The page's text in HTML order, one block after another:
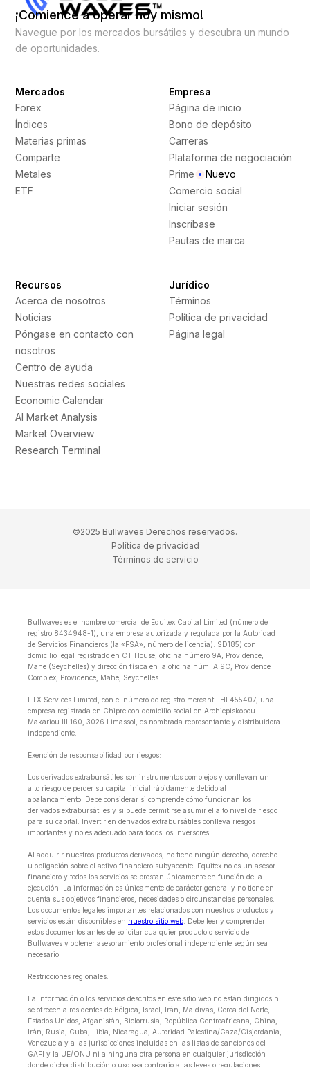
¡Comience a operar hoy mismo!
Navegue por los mercados bursátiles y descubra un mundo
de oportunidades.
Mercados
Forex
Índices
Materias primas
Comparte
Metales
ETF
Empresa
Página de inicio
Bono de depósito
Carreras
Plataforma de negociación
Prime
Nuevo
Comercio social
Iniciar sesión
Inscríbase
Pautas de marca
Recursos
Acerca de nosotros
Noticias
Póngase en contacto con
nosotros
Centro de ayuda
Nuestras redes sociales
Economic Calendar
AI Market Analysis
Market Overview
Research Terminal
Jurídico
Términos
Política de privacidad
Página legal
©2025 Bullwaves Derechos reservados.
Política de privacidad
Términos de servicio
Bullwaves es el nombre comercial de Equitex Capital Limited (número de
registro 8434948-1), una empresa autorizada y regulada por la Autoridad
de Servicios Financieros (la «FSA», número de licencia). SD185) con
domicilio legal registrado en CT House, oficina número 9A, Providence,
Mahe (Seychelles) y dirección física en la oficina núm. Al9C, Providence
Complex, Providence, Mahe, Seychelles.
ETX Services Limited, con el número de registro mercantil HE455407, una
empresa registrada en Chipre con domicilio social en Archiepiskopou
Makariou lll 160, 3026 Limassol, es nombrada representante y distribuidora
independiente.
Exención de responsabilidad por riesgos:
Los derivados extrabursátiles son instrumentos complejos y conllevan un
alto riesgo de perder su capital inicial rápidamente debido al
apalancamiento. Debe considerar si comprende cómo funcionan los
derivados extrabursátiles y si puede permitirse asumir el alto nivel de riesgo
para su capital. Invertir en derivados extrabursátiles conlleva riesgos
importantes y no es adecuado para todos los inversores.
Al adquirir nuestros productos derivados, no tiene ningún derecho, derecho
u obligación sobre el activo financiero subyacente. Equitex no es un asesor
financiero y todos los servicios se prestan únicamente en función de la
ejecución. La información es únicamente de carácter general y no tiene en
cuenta sus objetivos financieros, necesidades o circunstancias personales.
Los documentos legales importantes relacionados con nuestros productos y
servicios están disponibles en nuestro sitio web . Debe leer y comprender
estos documentos antes de solicitar cualquier producto o servicio de
Bullwaves y obtener asesoramiento profesional independiente según sea
necesario.
Restricciones regionales:
La información o los servicios descritos en este sitio web no están dirigidos ni
se ofrecen a residentes de Bélgica, Israel, Irán, Maldivas, Corea del Norte,
Estados Unidos, Afganistán, Bielorrusia, República Centroafricana, China,
Irán, Rusia, Cuba, Libia, Nicaragua, Autoridad Palestina/Gaza/Cisjordania,
Venezuela y a las jurisdicciones incluidas en las listas de sanciones del
GAFI y la UE/ONU ni a ninguna otra persona en cualquier jurisdicción
donde dicha distribución o uso sea contrario a las leyes o regulaciones